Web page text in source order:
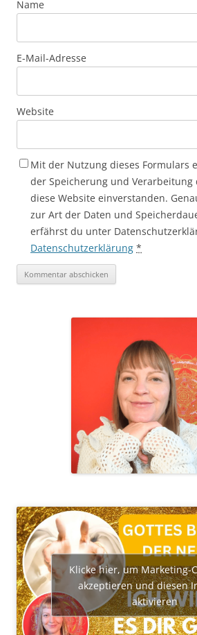
Name
E-Mail-Adresse
Website
Mit der Nutzung dieses Formulars
der Speicherung und
diese Website einverstanden.
zur Art der Daten und
erfährst du unter
Datenschutzerklärung *
Klicke hier, um Marketing-
akzeptieren und diesen
aktivieren